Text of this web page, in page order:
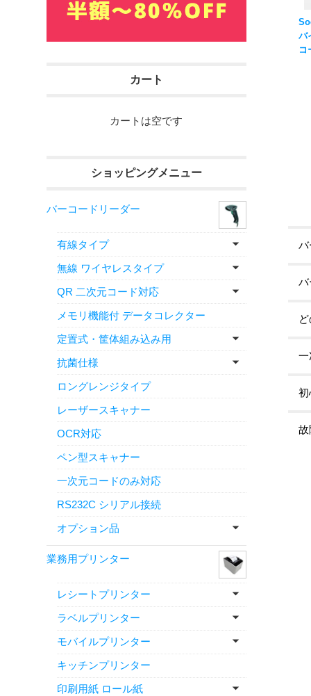
バ
コ
バ
バ
一
初
故
カート
カートは空です
ショッピングメニュー
バーコードリーダー
有線タイプ
無線 ワイヤレスタイプ
QR 二次元コード対応
メモリ機能付 データコレクター
定置式・筐体組み込み用
抗菌仕様
ロングレンジタイプ
レーザースキャナー
OCR対応
ペン型スキャナー
一次元コードのみ対応
RS232C シリアル接続
オプション品
業務用プリンター
レシートプリンター
ラベルプリンター
モバイルプリンター
キッチンプリンター
印刷用紙 ロール紙